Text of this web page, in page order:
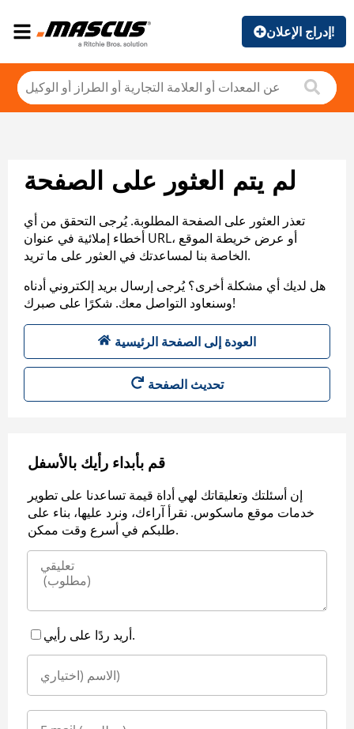
إدراج الإعلان!
لم يتم العثور على الصفحة
تعذر العثور على الصفحة المطلوبة. يُرجى التحقق من أي
أخطاء إملائية في عنوان URL، أو عرض خريطة الموقع
الخاصة بنا لمساعدتك في العثور على ما تريد.
هل لديك أي مشكلة أخرى؟ يُرجى إرسال بريد إلكتروني أدناه
وسنعاود التواصل معك. شكرًا على صبرك!
العودة إلى الصفحة الرئيسية
تحديث الصفحة
قم بأبداء رأيك بالأسفل
إن أسئلتك وتعليقاتك لهي أداة قيمة تساعدنا على تطوير
خدمات موقع ماسكوس. نقرأ آراءك، ونرد عليها، بناء على
طلبكم في أسرع وقت ممكن.
أريد ردًا على رأيي.